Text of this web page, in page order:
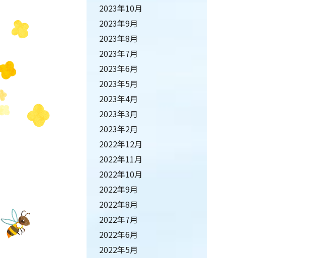
2023年10月
2023年9月
2023年8月
2023年7月
2023年6月
2023年5月
2023年4月
2023年3月
2023年2月
2022年12月
2022年11月
2022年10月
2022年9月
2022年8月
2022年7月
2022年6月
2022年5月